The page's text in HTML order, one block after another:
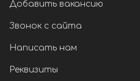
Добавить вакансию
Звонок с сайта
Написать нам
Реквизиты